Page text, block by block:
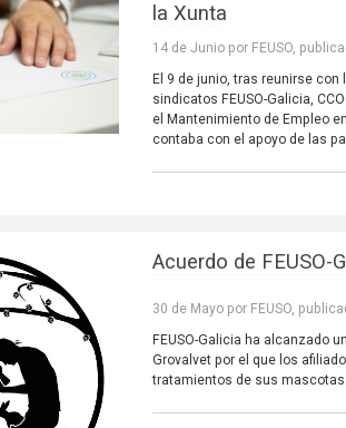
la Xunta
14 de Junio por FEUSO,
El 9 de junio, tras reunirse
sindicatos FEUSO-Galicia,
el Mantenimiento de Empleo
contaba con el apoyo de las
Acuerdo de FEUSO-
30 de Mayo por FEUSO,
FEUSO-Galicia ha alcanzado
Grovalvet por el que los
tratamientos de sus mascotas.